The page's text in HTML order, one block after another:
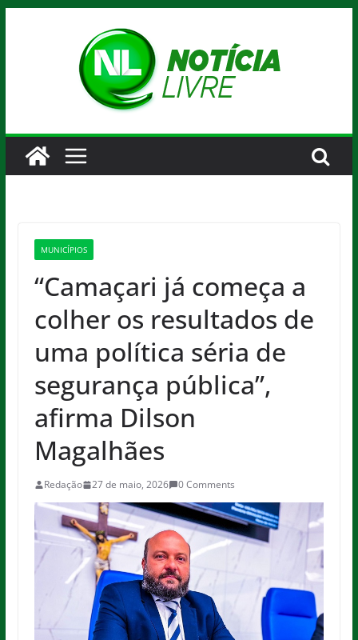
MUNICÍPIOS
“Camaçari já começa a
colher os resultados de
uma política séria de
segurança pública”,
afirma Dilson
Magalhães
Redação 27 de maio, 2026 0 Comments